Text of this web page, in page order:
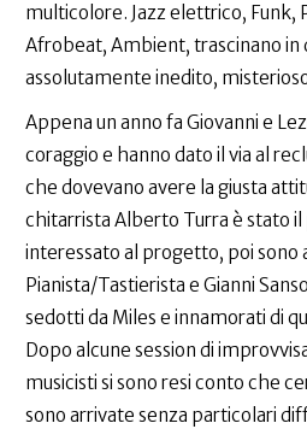
multicolore. Jazz elettrico, Funk,
Afrobeat, Ambient, trascinano in
assolutamente inedito,
Appena un anno fa Giovanni e
coraggio e hanno dato il via al
che dovevano avere la giusta
chitarrista Alberto Turra è stato il
interessato al progetto, poi sono
Pianista/Tastierista e Gianni
sedotti da Miles e innamorati di
Dopo alcune session di
musicisti si sono resi conto che
sono arrivate senza particolari